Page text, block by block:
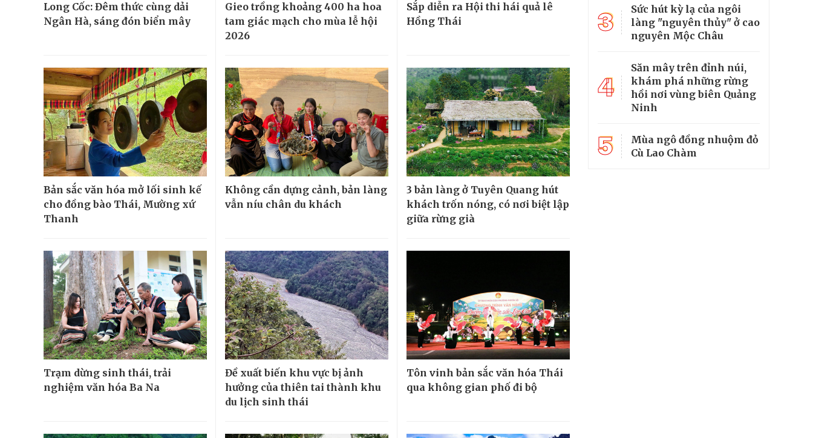
Long Cốc: Đêm thức cùng dải
Ngân Hà, sáng đón biển mây
Gieo trồng khoảng 400 ha hoa
tam giác mạch cho mùa lễ hội
2026
Sắp diễn ra Hội thi hái quả lê
Hồng Thái
Bản sắc văn hóa mở lối sinh kế
cho đồng bào Thái, Mường xứ
Thanh
Không cần dựng cảnh, bản làng
vẫn níu chân du khách
3 bản làng ở Tuyên Quang hút
khách trốn nóng, có nơi biệt lập
giữa rừng già
Trạm dừng sinh thái, trải
nghiệm văn hóa Ba Na
Đề xuất biến khu vực bị ảnh
hưởng của thiên tai thành khu
du lịch sinh thái
Tôn vinh bản sắc văn hóa Thái
qua không gian phố đi bộ
3
Sức hút kỳ lạ của ngôi
làng "nguyên thủy" ở cao
nguyên Mộc Châu
4
Săn mây trên đỉnh núi,
khám phá những rừng
hồi nơi vùng biên Quảng
Ninh
5
Mùa ngô đồng nhuộm đỏ
Cù Lao Chàm